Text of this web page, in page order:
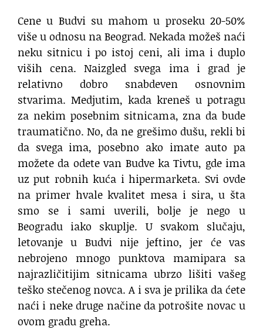
Cene u Budvi su mahom u proseku 20-50%
više u odnosu na Beograd. Nekada možeš naći
neku sitnicu i po istoj ceni, ali ima i duplo
viših cena. Naizgled svega ima i grad je
relativno dobro snabdeven osnovnim
stvarima. Medjutim, kada kreneš u potragu
za nekim posebnim sitnicama, zna da bude
traumatično. No, da ne grešimo dušu, rekli bi
da svega ima, posebno ako imate auto pa
možete da odete van Budve ka Tivtu, gde ima
uz put robnih kuća i hipermarketa. Svi ovde
na primer hvale kvalitet mesa i sira, u šta
smo se i sami uverili, bolje je nego u
Beogradu iako skuplje. U svakom slučaju,
letovanje u Budvi nije jeftino, jer će vas
nebrojeno mnogo punktova mamipara sa
najrazličitijim sitnicama ubrzo lišiti vašeg
teško stečenog novca. A i sva je prilika da ćete
naći i neke druge načine da potrošite novac u
ovom gradu greha.